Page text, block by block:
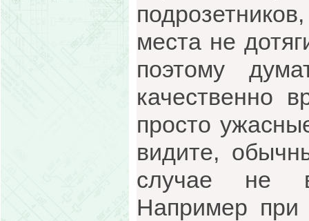
места не
поэтому
качественно
просто
видите,
случае не
Например при